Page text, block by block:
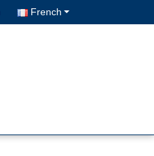
French